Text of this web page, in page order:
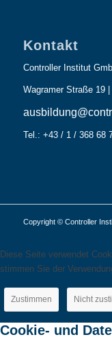
Kontakt
Controller Institut
Wagramer Straße 19
Tel.: +43 / 1 / 368 68
Copyright © Controller
Diese Seite verwendet
stimmen Sie der
Zustimmen Nicht
Cookie- und